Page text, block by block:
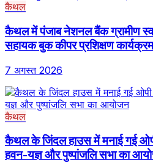
कैथल
कैथल में पंजाब नेशनल बैंक ग्रामीण
सहायक बुक कीपर प्रशिक्षण
7 अगस्त 2026
कैथल
कैथल के जिंदल हाउस में मनाई गई
हवन-यज्ञ और पुष्पांजलि सभा का